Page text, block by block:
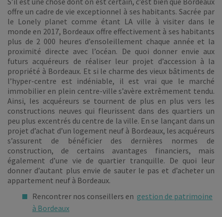
offre un cadre de vie exceptionnel à ses habitants. Sacrée par
le Lonely planet comme étant LA ville à visiter dans le
monde en 2017, Bordeaux offre effectivement à ses habitants
plus de 2 000 heures d’ensoleillement chaque année et la
proximité directe avec l’océan. De quoi donner envie aux
futurs acquéreurs de réaliser leur projet d’accession à la
propriété à Bordeaux. Et si le charme des vieux bâtiments de
l’hyper-centre est indéniable, il est vrai que le marché
immobilier en plein centre-ville s’avère extrêmement tendu.
Ainsi, les acquéreurs se tournent de plus en plus vers les
constructions neuves qui fleurissent dans des quartiers un
peu plus excentrés du centre de la ville. En se lançant dans un
projet d’achat d’un logement neuf à Bordeaux, les acquéreurs
s’assurent de bénéficier des dernières normes de
construction, de certains avantages financiers, mais
également d’une vie de quartier tranquille. De quoi leur
donner d’autant plus envie de sauter le pas et d’acheter un
appartement neuf à Bordeaux.
Rencontrer nos conseillers en gestion de patrimoine
à Bordeaux